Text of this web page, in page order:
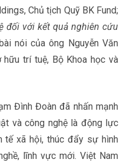
Chủ tịch Quỹ BK Fund;
đối với kết quả nghiên cứu
nói của ông Nguyễn Văn
trí tuệ, Bộ Khoa học và
Đình Đoàn đã nhấn mạnh
và công nghệ là động lực
tế xã hội, thúc đẩy sự hình
lĩnh vực mới. Việt Nam